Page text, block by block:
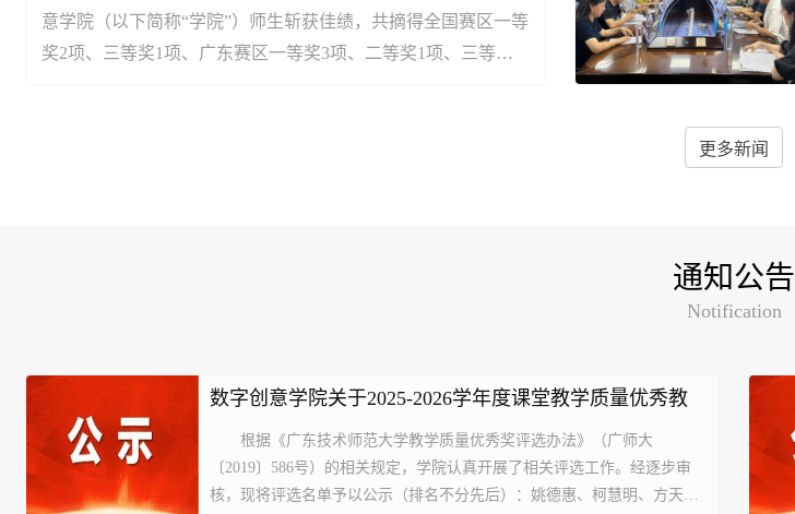
意学院（以下简称“学院”）师生斩获佳绩，共摘得全国赛区一等
奖2项、三等奖1项、广东赛区一等奖3项、二等奖1项、三等奖3
更多新闻
通知公告
Notification
数字创意学院关于2025-2026学年度课堂教学质量优秀教
师推荐名...
根据《广东技术师范大学教学质量优秀奖评选办法》（广师大
〔2019〕586号）的相关规定，学院认真开展了相关评选工作。经逐步审
核，现将评选名单予以公示（排名不分先后）：姚德惠、柯慧明、方天